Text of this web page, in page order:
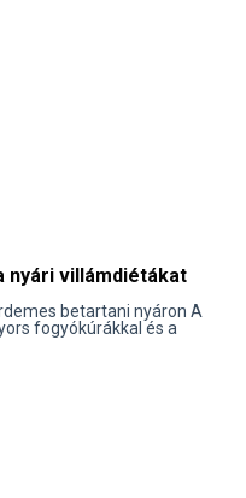
nyári villámdiétákat
betartani nyáron A
fogyókúrákkal és a